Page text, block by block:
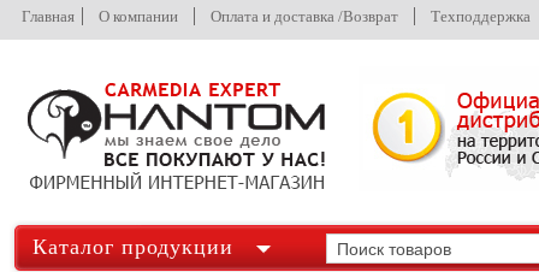
Главная О компании Оплата и доставка /Возврат Техподдержка
Каталог продукции